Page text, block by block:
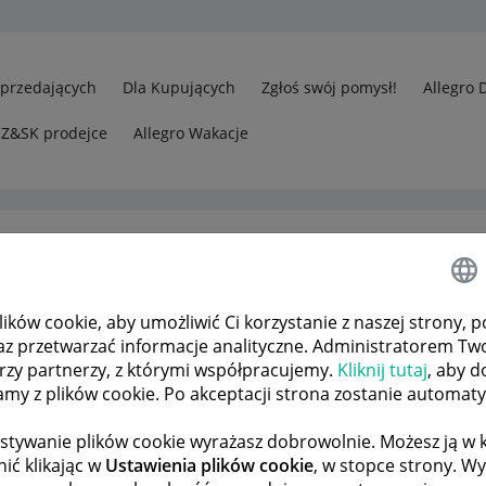
cookie, aby umożliwić Ci korzystanie z naszej strony,
przetwarzać informacje analityczne. Administratorem
partnerzy, z którymi współpracujemy. Kliknij tutaj, aby
z plików cookie. Po akceptacji strona zostanie
plików cookie wyrażasz dobrowolnie. Możesz ją w
klikając wUstawienia plików cookie, w stopce strony.
Dla Kupujących Zgłoś swój pomysł! Allegro
prodejce Allegro Wakacje
Kliknąłem odebrano przez pomyłkę chwilę po zamówieniu
POPRZEDNIA NASTĘPNA